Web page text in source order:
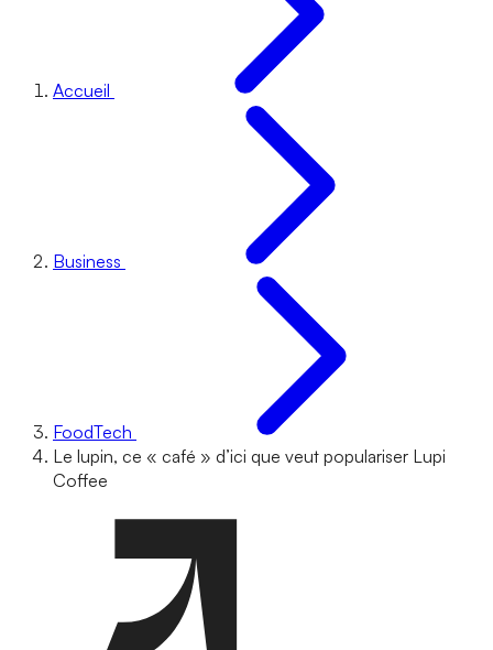
Accueil
Business
FoodTech
Le lupin, ce « café » d’ici que veut populariser Lupi
Coffee